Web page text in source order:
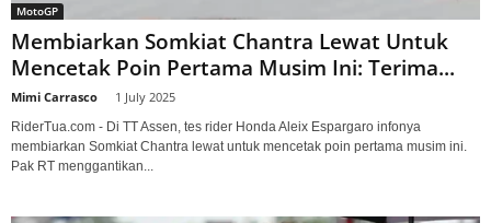
MotoGP
Membiarkan Somkiat Chantra Lewat Untuk
Mencetak Poin Pertama Musim Ini: Terima...
Mimi Carrasco 1 July 2025
RiderTua.com - Di TT Assen, tes rider Honda Aleix Espargaro infonya
membiarkan Somkiat Chantra lewat untuk mencetak poin pertama musim ini.
Pak RT menggantikan...